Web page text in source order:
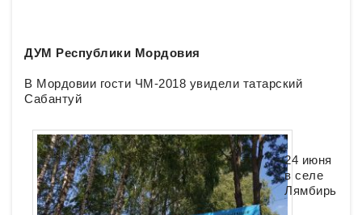
ДУМ Республики Мордовия
В Мордовии гости ЧМ-2018 увидели татарский
Сабантуй
24 июня
в селе
Лямбирь